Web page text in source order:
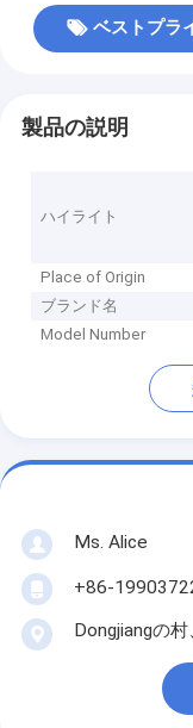
ベストプラ
製品の説明
ハイライト
Place of Origin
ブランド名
Model Number
Ms. Alice
+86-
Dongjiangの